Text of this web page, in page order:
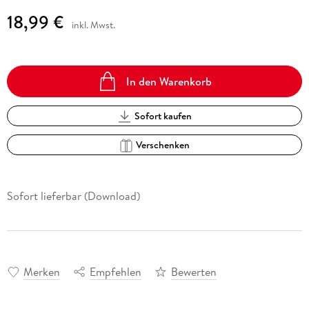
18,99 € inkl. Mwst.
In den Warenkorb
Sofort kaufen
Verschenken
Sofort lieferbar (Download)
Merken Empfehlen Bewerten